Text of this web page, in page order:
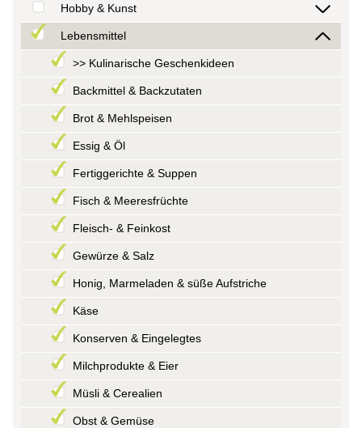
Hobby & Kunst
Lebensmittel
>> Kulinarische Geschenkideen
Backmittel & Backzutaten
Brot & Mehlspeisen
Essig & Öl
Fertiggerichte & Suppen
Fisch & Meeresfrüchte
Fleisch- & Feinkost
Gewürze & Salz
Honig, Marmeladen & süße Aufstriche
Käse
Konserven & Eingelegtes
Milchprodukte & Eier
Müsli & Cerealien
Obst & Gemüse